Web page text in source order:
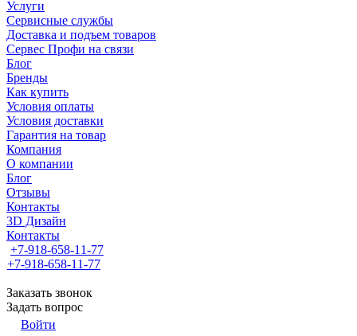
Услуги
Сервисные службы
Доставка и подъем товаров
Сервес Профи на связи
Блог
Бренды
Как купить
Условия оплаты
Условия доставки
Гарантия на товар
Компания
О компании
Блог
Отзывы
Контакты
3D Дизайн
Контакты
+7-918-658-11-77
+7-918-658-11-77
Заказать звонок
Задать вопрос
Войти